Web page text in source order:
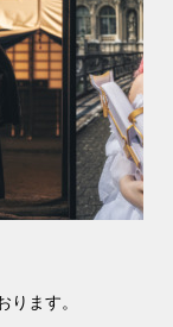
ります。